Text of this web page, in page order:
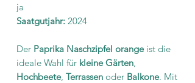
ja
Saatgutjahr: 2024
Der Paprika Naschzipfel orangeist die
ideale Wahl für kleine Gärten
Hochbeete, Terrassen oder Balkone. Mit